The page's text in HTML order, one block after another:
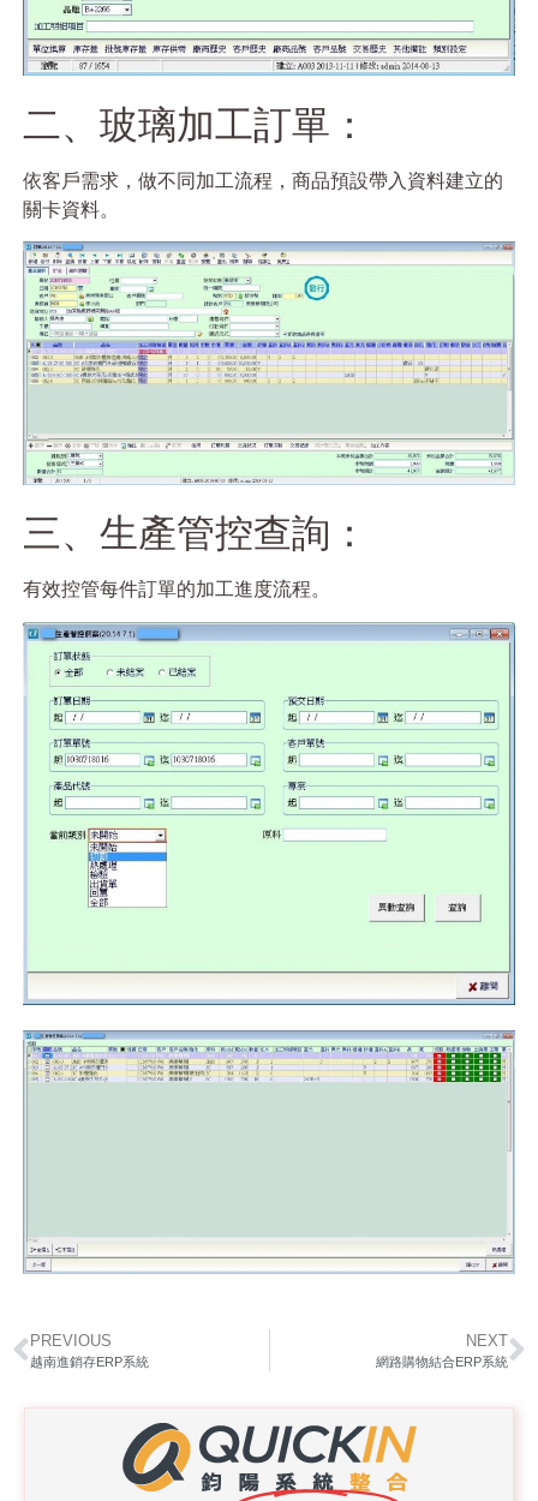
二、玻璃加工訂單：
依客戶需求，做不同加工流程，商品預設帶入資料建立的
關卡資料。
三、生產管控查詢：
有效控管每件訂單的加工進度流程。
PREVIOUS
越南進銷存ERP系統
NEXT
網路購物結合ERP系統